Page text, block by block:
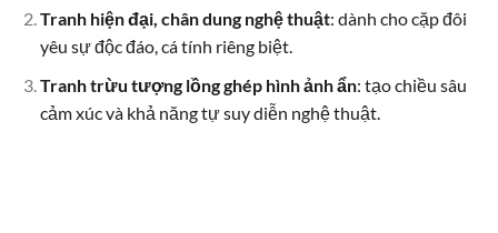
Tranh hiện đại, chân dung nghệ thuật: dành cho cặp đôi
yêu sự độc đáo, cá tính riêng biệt.
Tranh trừu tượng lồng ghép hình ảnh ẩn: tạo chiều sâu
cảm xúc và khả năng tự suy diễn nghệ thuật.